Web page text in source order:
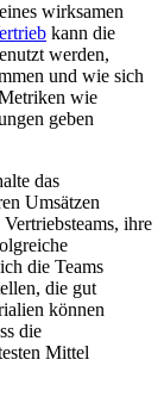
wirksamen
kann die
werden,
und wie sich
wie
geben
das
Umsätzen
ihre
die Teams
die gut
können
die
Mittel